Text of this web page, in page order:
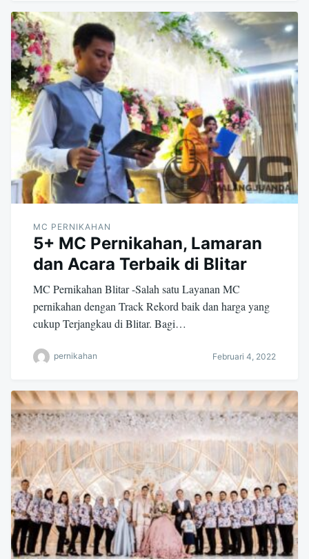
MC PERNIKAHAN
5+ MC Pernikahan, Lamaran
dan Acara Terbaik di Blitar
MC Pernikahan Blitar -Salah satu Layanan MC
pernikahan dengan Track Rekord baik dan harga yang
cukup Terjangkau di Blitar. Bagi…
pernikahan Februari 4, 2022